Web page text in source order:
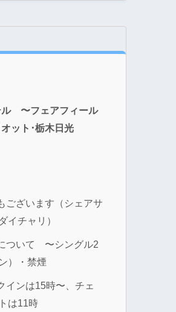
ル 〜フェアフィール
オット･栃木日光
ございます（シェアサ
イチャリ）
ついて 〜シングル2
）・禁煙
インは15時〜、チェ
は11時